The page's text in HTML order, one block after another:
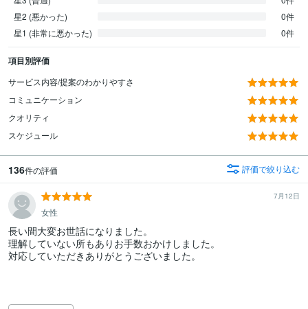
星2 (悪かった)
0件
星1 (非常に悪かった)
0件
項目別評価
サービス内容/提案のわかりやすさ
コミュニケーション
クオリティ
スケジュール
136件の評価 評価で絞り込む
7月12日
女性
長い間大変お世話になりました。
理解していない所もありお手数おかけしました。
対応していただきありがとうございました。